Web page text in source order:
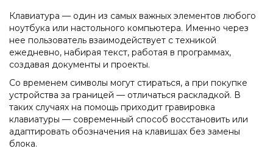
Клавиатура — один из самых важных элементов любого
ноутбука или настольного компьютера. Именно через
нее пользователь взаимодействует с техникой
ежедневно, набирая текст, работая в программах,
создавая документы и проекты.
Со временем символы могут стираться, а при покупке
устройства за границей — отличаться раскладкой. В
таких случаях на помощь приходит гравировка
клавиатуры — современный способ восстановить или
адаптировать обозначения на клавишах без замены
блока.